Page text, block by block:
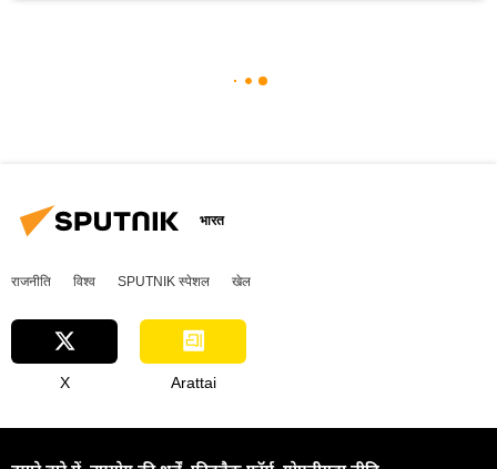
भारत
राजनीति विश्व SPUTNIK स्पेशल खेल
X Arattai